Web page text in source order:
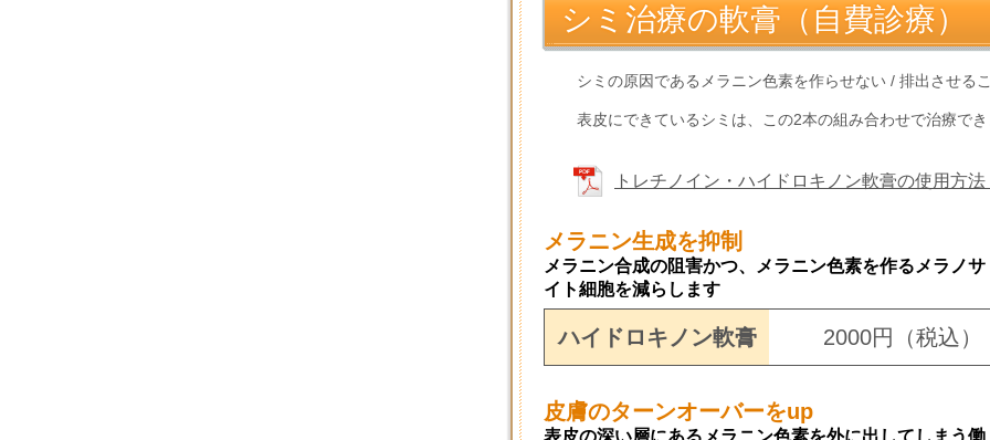
シミ治療の軟膏（自費診療）
シミの原因であるメラニン色素を作らせない / 排出させる
表皮にできているシミは、この2本の組み合わせで治療でき
トレチノイン・ハイドロキノン軟膏の使用方法
メラニン生成を抑制
メラニン合成の阻害かつ、メラニン色素を作るメラノサ
イト細胞を減らします
ハイドロキノン軟膏 2000円（税込）
皮膚のターンオーバーをup
表皮の深い層にあるメラニン色素を外に出してしまう働